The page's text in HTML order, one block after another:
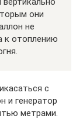
они
не
к отоплению
с
и генератор
метрами.